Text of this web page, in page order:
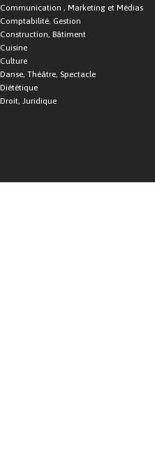
Communication , Marketing et Médias
Comptabilité, Gestion
Construction, Bâtiment
Cuisine
Culture
Danse, Théâtre, Spectacle
Diététique
Droit, Juridique